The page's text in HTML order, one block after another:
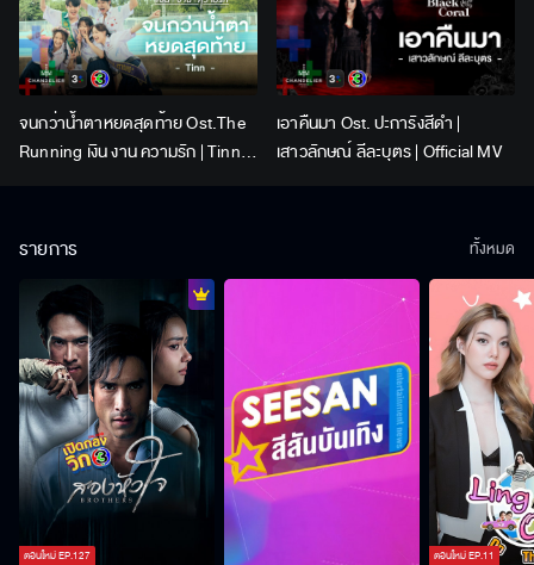
จนกว่าน้ำตาหยดสุดท้าย Ost.The
Running เงิน งาน ความรัก | Tinn |
เอาคืนมา Ost. ปะการังสีดำ |
เสาวลักษณ์ ลีละบุตร | Official MV
รายการ
ตอนใหม่EP.127 ตอนใหม่EP.11
ทั้งหมด